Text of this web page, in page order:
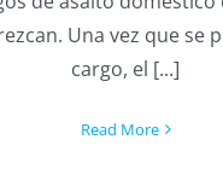
Una vez que se
cargo, el [...]
Read More